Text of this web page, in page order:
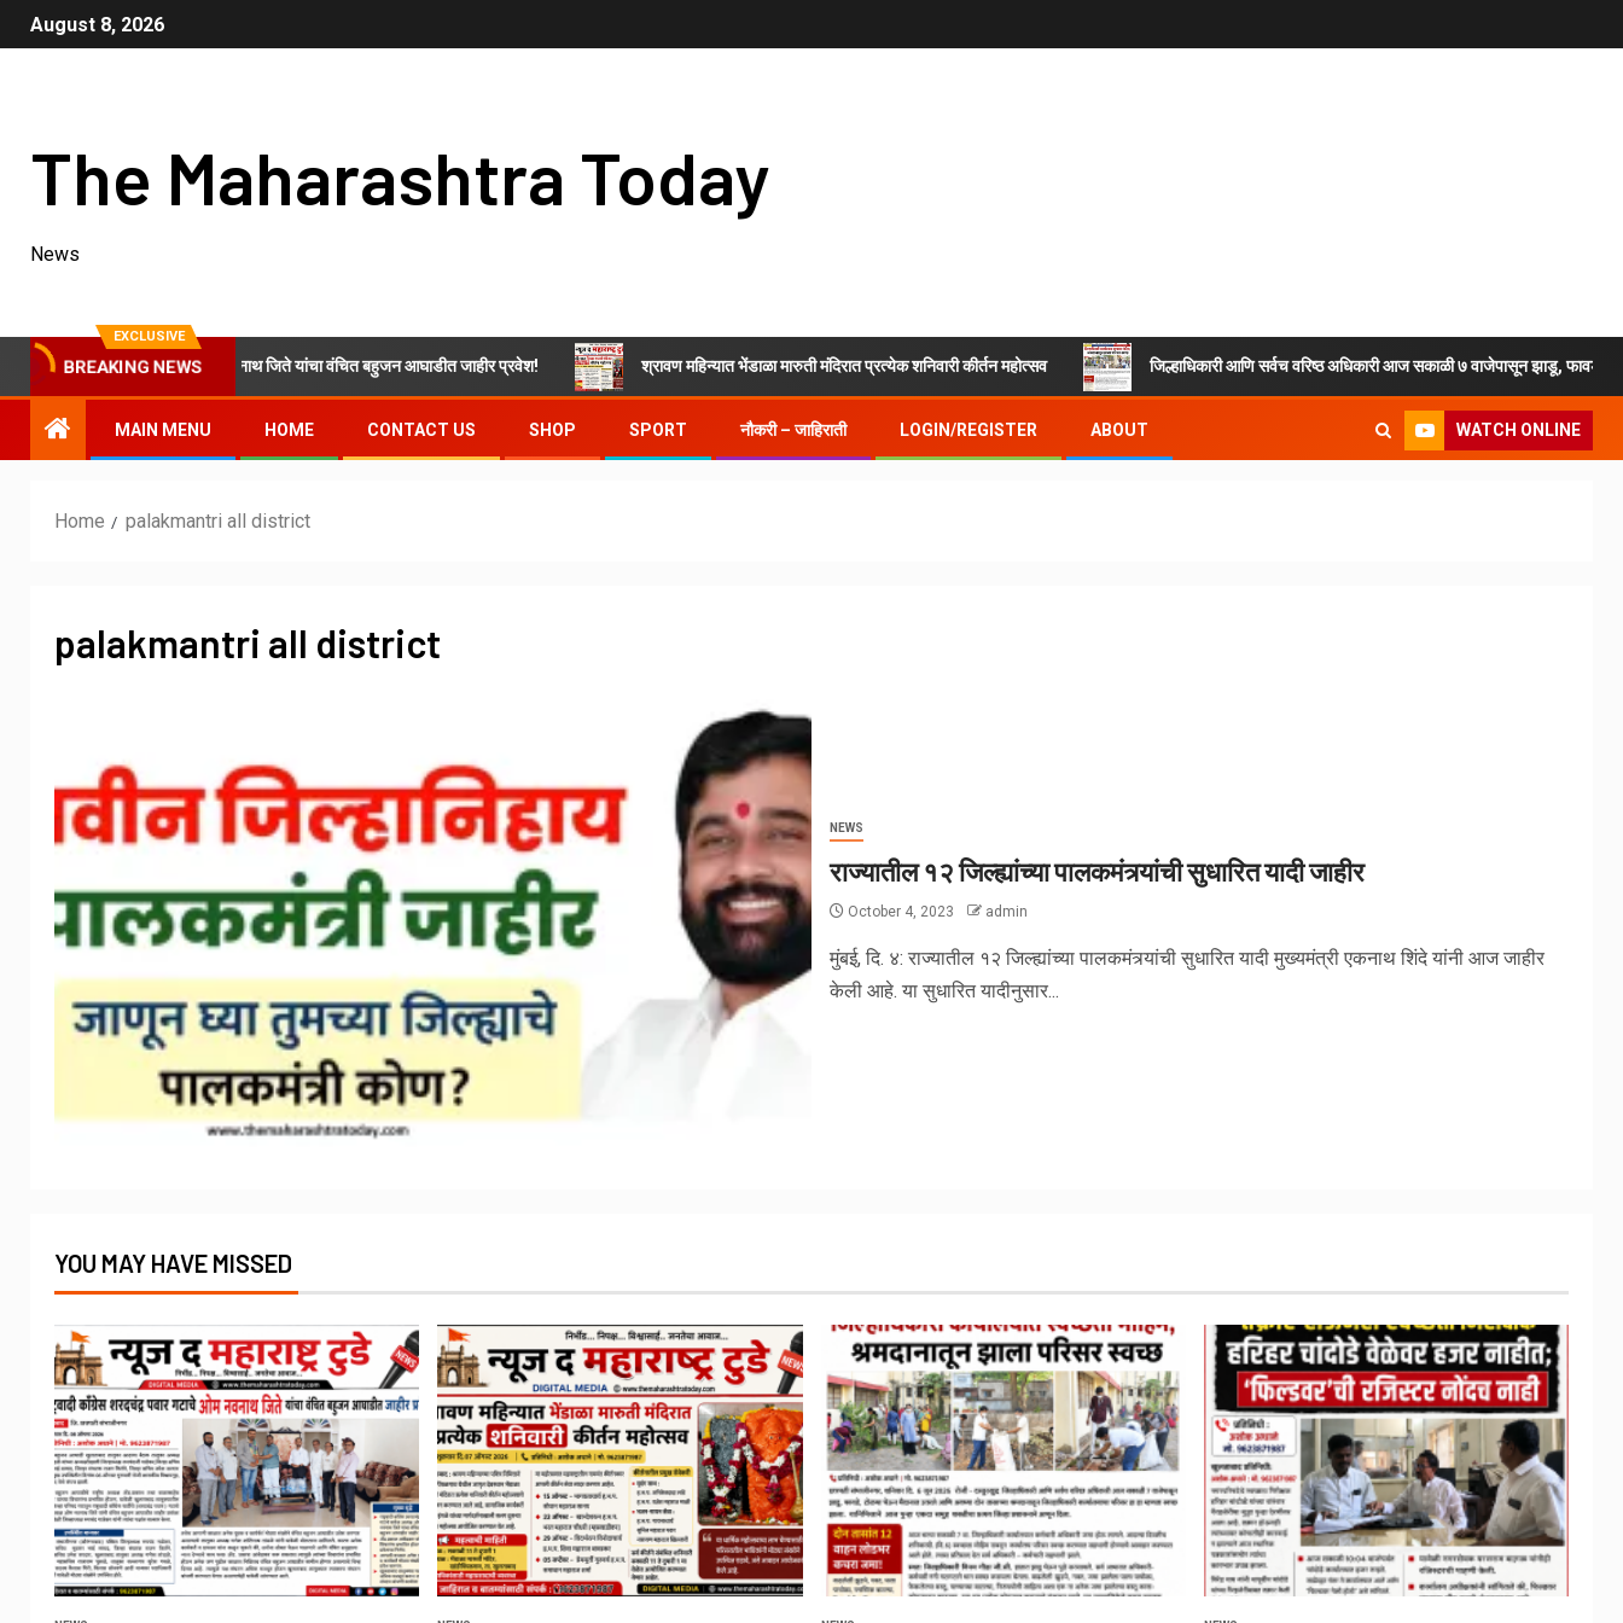
August 8, 2026
The Maharashtra Today
News
EXCLUSIVE
BREAKING NEWS
शरदचंद्र पवार गटाचे ओम नवनाथ जिते यांचा वंचित बहुजन आघाडीत जाहीर प्रवेश! श्रावण महिन्यात भेंडाळा मारुती मंदिरात प्रत्येक शनिवारी कीर्तन महोत्सव जिल्हाधिकारी आणि सर्वच वरिष्ठ अधिकारी आज सकाळी ७ वाजेपासून झाडू, फावडे, टोपल्या
MAIN MENU HOME CONTACT US SHOP SPORT नौकरी – जाहिराती LOGIN/REGISTER ABOUT WATCH ONLINE
Home palakmantri all district
palakmantri all district
NEWS
राज्यातील १२ जिल्ह्यांच्या पालकमंत्र्यांची सुधारित यादी जाहीर
October 4, 2023 admin
मुंबई, दि. ४: राज्यातील १२ जिल्ह्यांच्या पालकमंत्र्यांची सुधारित यादी मुख्यमंत्री एकनाथ शिंदे यांनी आज जाहीर
केली आहे. या सुधारित यादीनुसार...
YOU MAY HAVE MISSED